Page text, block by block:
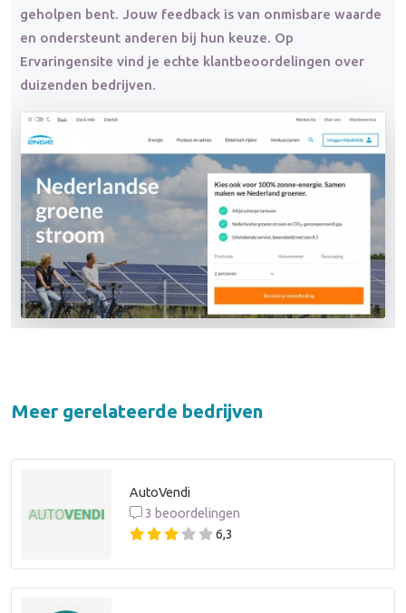
geholpen bent. Jouw feedback is van onmisbare waarde
en ondersteunt anderen bij hun keuze. Op
Ervaringensite vind je echte klantbeoordelingen over
duizenden bedrijven.
Meer gerelateerde bedrijven
AutoVendi
3 beoordelingen
6,3